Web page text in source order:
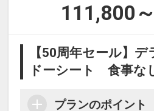
111,800
【50周年セール】
ドーシート 食事な
プランのポイント